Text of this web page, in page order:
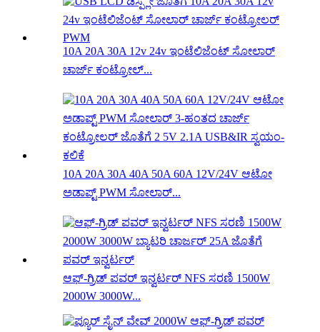
10A 20A 30A 12v 24v ಇಂಟೆಲಿಜೆಂಟ್ ಸೋಲಾರ್
ಚಾರ್ಜ್ ಕಂಟ್ರೋಲ್...
10A 20A 30A 40A 50A 60A 12V/24V ಆಟೋ
ಅಡಾಪ್ಟ್ PWM ಸೋಲಾರ್...
ಆಫ್-ಗ್ರಿಡ್ ಪವರ್ ಇನ್ವರ್ಟರ್ NFS ಸರಣಿ 1500W
2000W 3000W...